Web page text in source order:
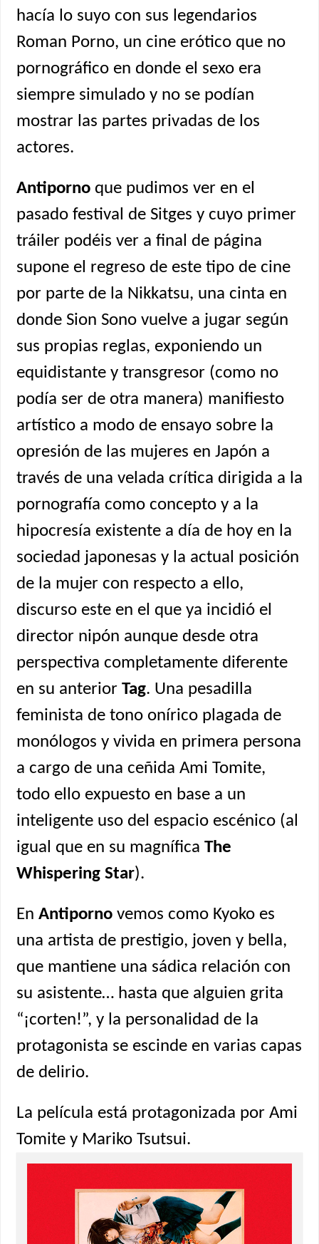
hacía lo suyo con sus legendarios
Roman Porno, un cine erótico que no
pornográfico en donde el sexo era
siempre simulado y no se podían
mostrar las partes privadas de los
actores.
Antipornoque pudimos ver en el
pasado festival de Sitges y cuyo primer
tráiler podéis ver a final de página
supone el regreso de este tipo de cine
por parte de la Nikkatsu, una cinta en
donde Sion Sono vuelve a jugar según
sus propias reglas, exponiendo un
equidistante y transgresor (como no
podía ser de otra manera) manifiesto
artístico a modo de ensayo sobre la
opresión de las mujeres en Japón a
través de una velada crítica dirigida a la
pornografía como concepto y a la
hipocresía existente a día de hoy en la
sociedad japonesas y la actual posición
de la mujer con respecto a ello,
discurso este en el que ya incidió el
director nipón aunque desde otra
perspectiva completamente diferente
en su anterior Tag. Una pesadilla
feminista de tono onírico plagada de
monólogos y vivida en primera persona
a cargo de una ceñida Ami Tomite,
todo ello expuesto en base a un
inteligente uso del espacio escénico (al
igual que en su magnífica The
Whispering Star).
En Antipornovemos como Kyoko es
una artista de prestigio, joven y bella,
que mantiene una sádica relación con
su asistente… hasta que alguien grita
“¡corten!”, y la personalidad de la
protagonista se escinde en varias capas
de delirio.
La película está protagonizada por Ami
Tomite y Mariko Tsutsui.